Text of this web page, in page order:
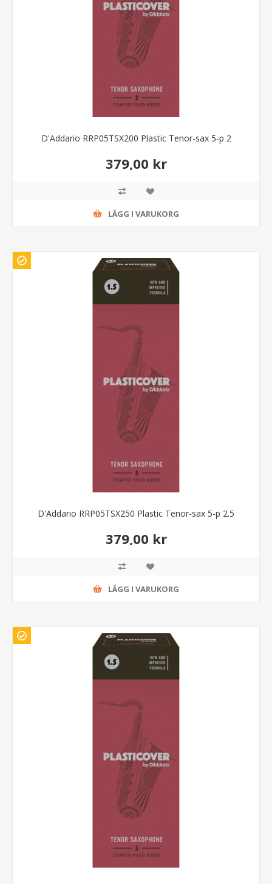
D'Addario RRP05TSX200 Plastic Tenor-sax 5-p 2
379,00 kr
LÄGG I VARUKORG
D'Addario RRP05TSX250 Plastic Tenor-sax 5-p 2.5
379,00 kr
LÄGG I VARUKORG